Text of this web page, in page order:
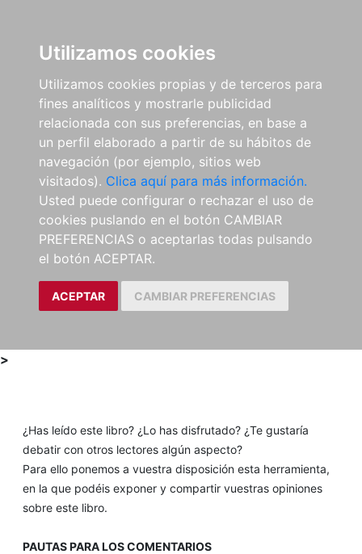
Utilizamos cookies
Utilizamos cookies propias y de terceros para
fines analíticos y mostrarle publicidad
relacionada con sus preferencias, en base a
un perfil elaborado a partir de su hábitos de
navegación (por ejemplo, sitios web
visitados). Clica aquí para más información.
Usted puede configurar o rechazar el uso de
cookies puslando en el botón CAMBIAR
PREFERENCIAS o aceptarlas todas pulsando
el botón ACEPTAR.
ACEPTAR CAMBIAR PREFERENCIAS
>
¿Has leído este libro? ¿Lo has disfrutado? ¿Te gustaría
debatir con otros lectores algún aspecto?
Para ello ponemos a vuestra disposición esta herramienta,
en la que podéis exponer y compartir vuestras opiniones
sobre este libro.
PAUTAS PARA LOS COMENTARIOS